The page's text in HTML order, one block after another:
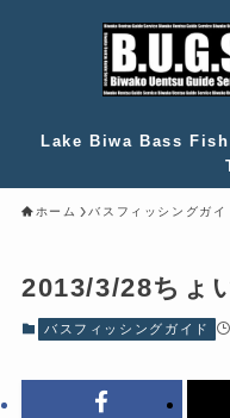
Lake Biwa Bass
ホーム バスフィッシングガイ
2013/3/28ちょ
バスフィッシングガイド